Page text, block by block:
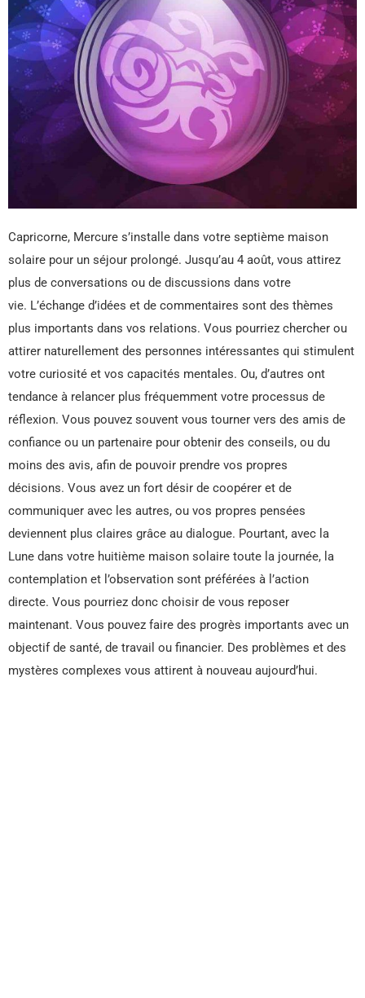
Capricorne, Mercure s’installe dans votre septième maison
solaire pour un séjour prolongé. Jusqu’au 4 août, vous attirez
plus de conversations ou de discussions dans votre
vie. L’échange d’idées et de commentaires sont des thèmes
plus importants dans vos relations. Vous pourriez chercher ou
attirer naturellement des personnes intéressantes qui stimulent
votre curiosité et vos capacités mentales. Ou, d’autres ont
tendance à relancer plus fréquemment votre processus de
réflexion. Vous pouvez souvent vous tourner vers des amis de
confiance ou un partenaire pour obtenir des conseils, ou du
moins des avis, afin de pouvoir prendre vos propres
décisions. Vous avez un fort désir de coopérer et de
communiquer avec les autres, ou vos propres pensées
deviennent plus claires grâce au dialogue. Pourtant, avec la
Lune dans votre huitième maison solaire toute la journée, la
contemplation et l’observation sont préférées à l’action
directe. Vous pourriez donc choisir de vous reposer
maintenant. Vous pouvez faire des progrès importants avec un
objectif de santé, de travail ou financier. Des problèmes et des
mystères complexes vous attirent à nouveau aujourd’hui.